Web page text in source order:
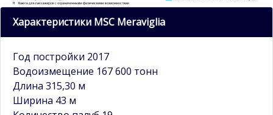
Характеристики MSC Meraviglia
Год постройки 2017
Водоизмещение 167 600 тонн
Длина 315,30 м
Ширина 43 м